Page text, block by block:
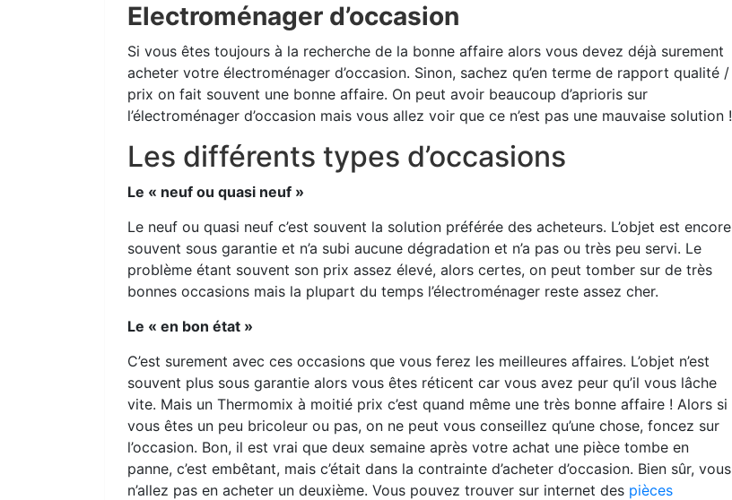
Electroménager d’occasion
Si vous êtes toujours à la recherche de la bonne affaire alors vous devez déjà surement
acheter votre électroménager d’occasion. Sinon, sachez qu’en terme de rapport qualité /
prix on fait souvent une bonne affaire. On peut avoir beaucoup d’aprioris sur
l’électroménager d’occasion mais vous allez voir que ce n’est pas une mauvaise solution !
Les différents types d’occasions
Le « neuf ou quasi neuf »
Le neuf ou quasi neuf c’est souvent la solution préférée des acheteurs. L’objet est encore
souvent sous garantie et n’a subi aucune dégradation et n’a pas ou très peu servi. Le
problème étant souvent son prix assez élevé, alors certes, on peut tomber sur de très
bonnes occasions mais la plupart du temps l’électroménager reste assez cher.
Le « en bon état »
C’est surement avec ces occasions que vous ferez les meilleures affaires. L’objet n’est
souvent plus sous garantie alors vous êtes réticent car vous avez peur qu’il vous lâche
vite. Mais un Thermomix à moitié prix c’est quand même une très bonne affaire ! Alors si
vous êtes un peu bricoleur ou pas, on ne peut vous conseillez qu’une chose, foncez sur
l’occasion. Bon, il est vrai que deux semaine après votre achat une pièce tombe en
panne, c’est embêtant, mais c’était dans la contrainte d’acheter d’occasion. Bien sûr, vous
n’allez pas en acheter un deuxième. Vous pouvez trouver sur internet des pièces